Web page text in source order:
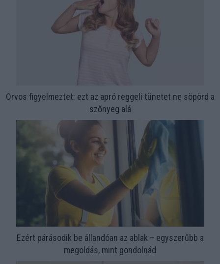
Orvos figyelmeztet: ezt az apró reggeli tünetet ne söpörd a
szőnyeg alá
Ezért párásodik be állandóan az ablak – egyszerűbb a
megoldás, mint gondolnád